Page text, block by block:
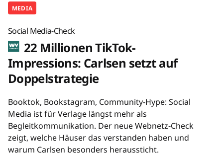
MEDIA
Social Media-Check
22 Millionen TikTok-
Impressions: Carlsen setzt auf
Doppelstrategie
Booktok, Bookstagram, Community-Hype: Social
Media ist für Verlage längst mehr als
Begleitkommunikation. Der neue Webnetz-Check
zeigt, welche Häuser das verstanden haben und
warum Carlsen besonders heraussticht.